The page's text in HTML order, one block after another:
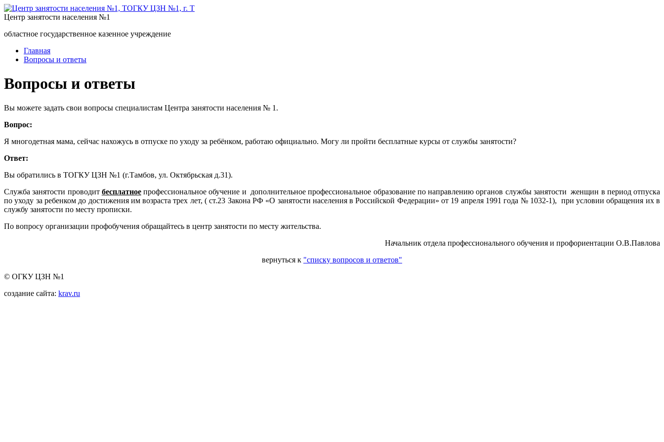
Центр занятости населения №1
областное государственное казенное учреждение
Главная
Вопросы и ответы
Вопросы и ответы
Вы можете задать свои вопросы специалистам Центра занятости населения № 1.
Вопрос:
Я многодетная мама, сейчас нахожусь в отпуске по уходу за ребёнком, работаю официально. Могу ли пройти бесплатные курсы от службы занятости?
Ответ:
Вы обратились в ТОГКУ ЦЗН №1 (г.Тамбов, ул. Октябрьская д.31).
Служба занятости проводит бесплатное профессиональное обучение и дополнительное профессиональное образование по направлению органов службы занятости женщин в период отпуска
по уходу за ребенком до достижения им возраста трех лет, ( ст.23 Закона РФ «О занятости населения в Российской Федерации» от 19 апреля 1991 года № 1032-1), при условии обращения их в
службу занятости по месту прописки.
По вопросу организации профобучения обращайтесь в центр занятости по месту жительства.
Начальник отдела профессионального обучения и профориентации О.В.Павлова
вернуться к "списку вопросов и ответов"
© ОГКУ ЦЗН №1
создание сайта: krav.ru